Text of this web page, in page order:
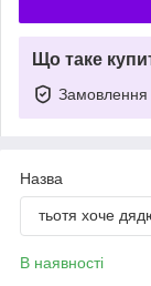
Що таке
Замовлення
Назва
тьотя хоче
В наявності